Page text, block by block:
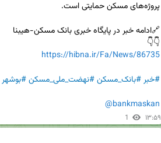
👇👇
https://hibna.ir/Fa/News/86735
#خبر#بانک_مسکن#نهضت_ملی_مسکن#بوشهر
@bankmaskan
1 ۱۳:۵۹